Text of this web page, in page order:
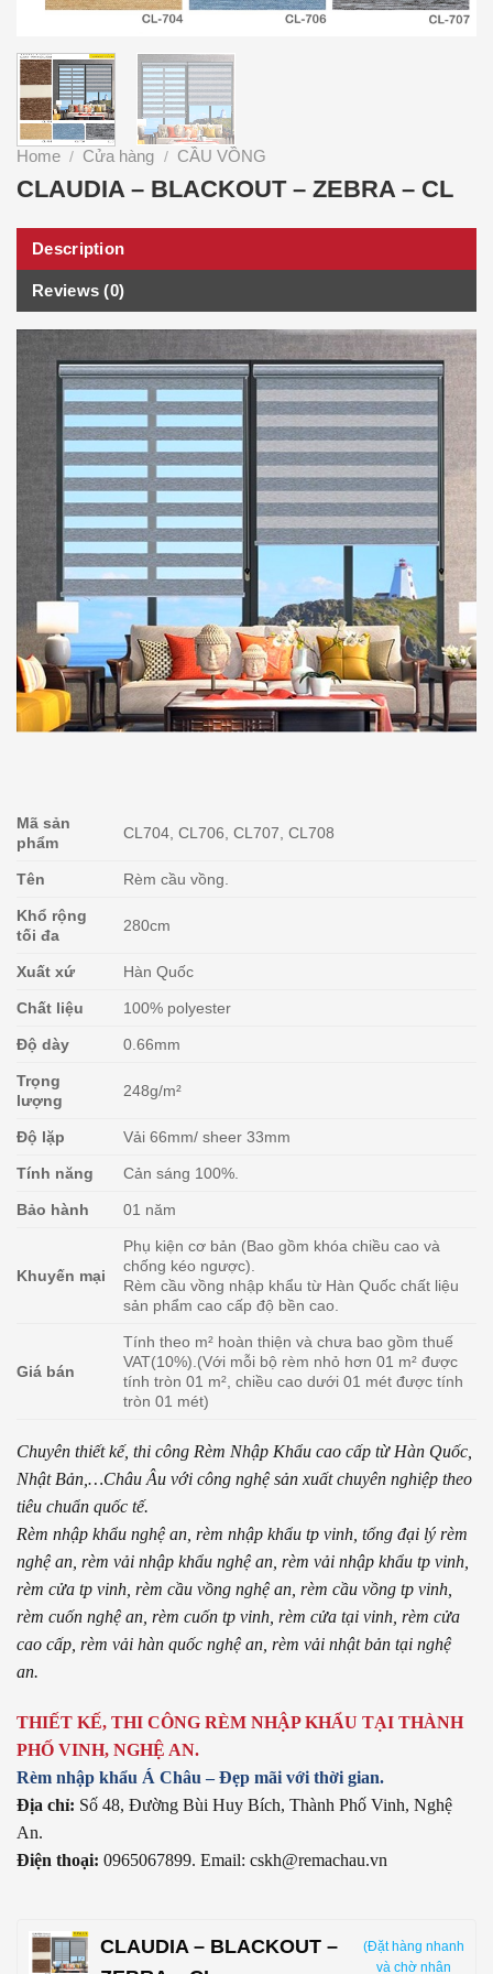
Home / Cửa hàng / CẦU VỒNG
CLAUDIA – BLACKOUT – ZEBRA – CL
Description
Reviews (0)
Mã sản
phẩm
CL704, CL706, CL707, CL708
Tên Rèm cầu vồng.
Khổ rộng
tối đa
280cm
Xuất xứ Hàn Quốc
Chất liệu 100% polyester
Độ dày 0.66mm
Trọng
lượng
248g/m²
Độ lặp Vải 66mm/ sheer 33mm
Tính năng Cản sáng 100%.
Bảo hành 01 năm
Khuyến mại
Phụ kiện cơ bản (Bao gồm khóa chiều cao và
chống kéo ngược).
Rèm cầu vồng nhập khẩu từ Hàn Quốc chất liệu
sản phẩm cao cấp độ bền cao.
Giá bán
Tính theo m² hoàn thiện và chưa bao gồm thuế
VAT(10%).(Với mỗi bộ rèm nhỏ hơn 01 m² được
tính tròn 01 m², chiều cao dưới 01 mét được tính
tròn 01 mét)
Chuyên thiết kế, thi công Rèm Nhập Khẩu cao cấp từ Hàn Quốc,
Nhật Bản,…Châu Âu với công nghệ sản xuất chuyên nghiệp theo
tiêu chuẩn quốc tế.
Rèm nhập khẩu nghệ an, rèm nhập khẩu tp vinh, tổng đại lý rèm
nghệ an, rèm vải nhập khẩu nghệ an, rèm vải nhập khẩu tp vinh,
rèm cửa tp vinh, rèm cầu vồng nghệ an, rèm cầu vồng tp vinh,
rèm cuốn nghệ an, rèm cuốn tp vinh, rèm cửa tại vinh, rèm cửa
cao cấp, rèm vải hàn quốc nghệ an, rèm vải nhật bản tại nghệ
an.
THIẾT KẾ, THI CÔNG RÈM NHẬP KHẨU TẠI THÀNH
PHỐ VINH, NGHỆ AN.
Rèm nhập khẩu Á Châu – Đẹp mãi với thời gian.
Địa chỉ: Số 48, Đường Bùi Huy Bích, Thành Phố Vinh, Nghệ
An.
Điện thoại: 0965067899. Email: cskh@remachau.vn
CLAUDIA – BLACKOUT –
(Đặt hàng nhanh
và chờ nhân